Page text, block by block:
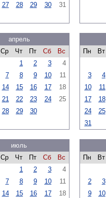
27 28 29 30 31
апрель
Ср Чт Пт Сб
Вс
1
2 3
4
7 8 9 10
11
14 15 16 17
18
21 22 23 24
25
28 29 30
Пн
Вт
3
4
10
11
17
18
24
25
31
июль
Ср Чт Пт Сб
Вс
1
2 3
4
7 8 9 10
11
14 15 16 17
18
Пн
Вт
2
3
9
10